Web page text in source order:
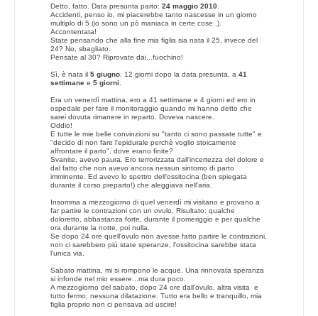
Detto, fatto. Data presunta parto: 24 maggio 2010
Accidenti, penso io, mi piacerebbe tanto nascesse in un giorno
multiplo di 5 (io sono un pò maniaca in certe cose..).
Accontentata!
State pensando che alla fine mia figlia sia nata il 25, invece del
24? No, sbagliato.
Pensate al 30? Riprovate dai...fuochino!
Sì, è nata il 5 giugno . 12 giorni dopo la data presunta, a 41
settimane e 5 giorni
Era un venerdì mattina, ero a 41 settimane e 4 giorni ed ero in
ospedale per fare il monitoraggio quando mi hanno detto che
sarei dovuta rimanere in reparto. Doveva nascere.
Oddio!
E tutte le mie belle convinzioni su "tanto ci sono passate tutte" e
"decido di non fare l'epidurale perchè voglio stoicamente
affrontare il parto", dove erano finite?
Svanite, avevo paura. Ero terrorizzata dall'incertezza del dolore e
dal fatto che non avevo ancora nessun sintomo di parto
imminente. Ed avevo lo spettro dell'ossitocina (ben spiegata
durante il corso preparto!) che aleggiava nell'aria.
Insomma a mezzogiorno di quel venerdì mi visitano e provano a
far partire le contrazioni con un ovulo. Risultato: qualche
doloretto, abbastanza forte, durante il pomeriggio e per qualche
ora durante la notte, poi nulla.
Se dopo 24 ore quell'ovulo non avesse fatto partire le contrazioni,
non ci sarebbero più state speranze, l'ossitocina sarebbe stata
l'unica via.
Sabato mattina, mi si rompono le acque. Una rinnovata speranza
si infonde nel mio essere...ma dura poco.
A mezzogiorno del sabato, dopo 24 ore dall'ovulo, altra visita e
tutto fermo, nessuna dilatazione. Tutto era bello e tranquillo, mia
figlia proprio non ci pensava ad uscire!